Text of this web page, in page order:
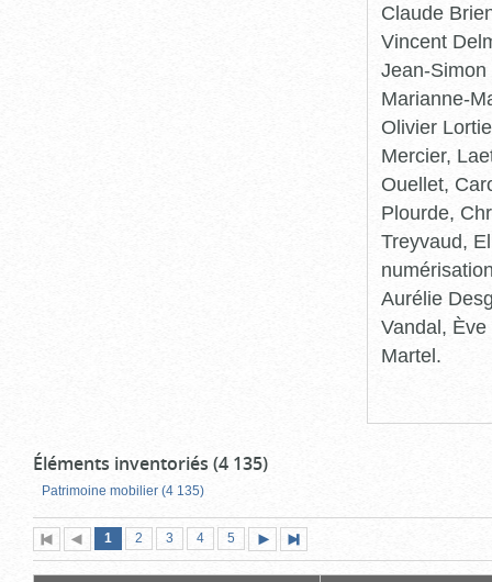
Claude
Vincent
Jean-
Marianne-
Olivier
Mercier,
Ouellet,
Plourde,
Treyvaud,
Aurélie
Vandal,
Martel.
Éléments inventoriés (4 135)
Patrimoine mobilier (4 135)
Première
page
Page
précédente
Page
1 (page
actuelle)
Page
2 Page
3 Page
4 Page
5
suivante
page